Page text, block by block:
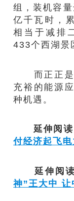
组，装机容
亿千瓦时，
相当于减排
433个西湖景
而正正是
充裕的能源
种机遇。
延伸阅读
付经济起飞
延伸阅读
神”王大中 让